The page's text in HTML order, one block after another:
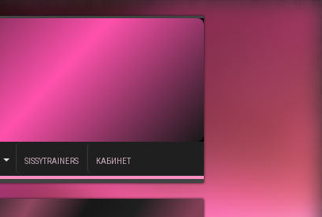
SISSYTRAINERS КАБИНЕТ